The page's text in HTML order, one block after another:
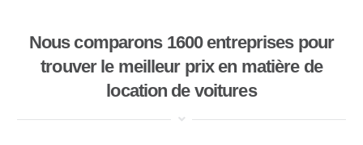
Nous comparons 1600 entreprises pour
trouver le meilleur prix en matière de
location de voitures